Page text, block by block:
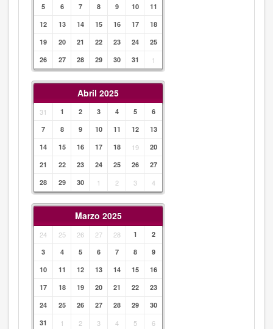
5 6 7 8 9 10
11
12
13 14 15 16 17
18
19
20 21 22 23 24
25
26
27 28 29 30 31 1
Abril 2025
31 1 2 3 4 5
6
7
8 9 10 11 12
13
14
15 16 17 18 19
20
21
22 23 24 25 26
27
28
29 30 1 2 3 4
Marzo 2025
24 25 26 27 28 1
2
3
4 5 6 7 8
9
10
11 12 13 14 15
16
17
18 19 20 21 22
23
24
25 26 27 28 29
30
31
1 2 3 4 5 6